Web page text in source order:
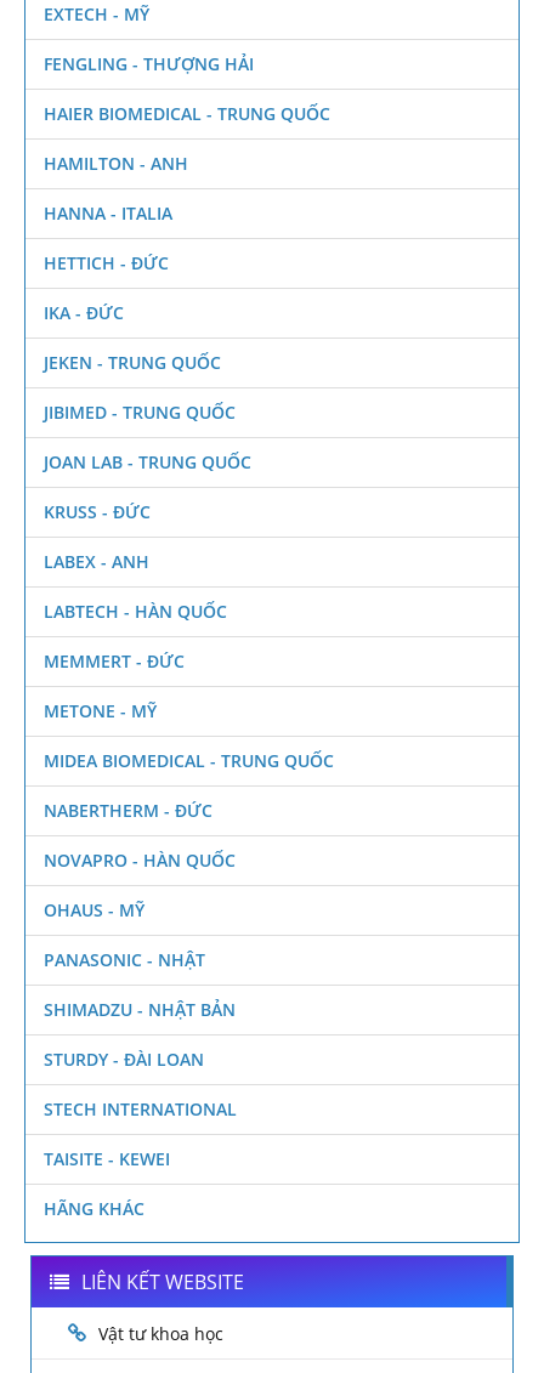
EXTECH - MỸ
FENGLING - THƯỢNG HẢI
HAIER BIOMEDICAL - TRUNG QUỐC
HAMILTON - ANH
HANNA - ITALIA
HETTICH - ĐỨC
IKA - ĐỨC
JEKEN - TRUNG QUỐC
JIBIMED - TRUNG QUỐC
JOAN LAB - TRUNG QUỐC
KRUSS - ĐỨC
LABEX - ANH
LABTECH - HÀN QUỐC
MEMMERT - ĐỨC
METONE - MỸ
MIDEA BIOMEDICAL - TRUNG QUỐC
NABERTHERM - ĐỨC
NOVAPRO - HÀN QUỐC
OHAUS - MỸ
PANASONIC - NHẬT
SHIMADZU - NHẬT BẢN
STURDY - ĐÀI LOAN
STECH INTERNATIONAL
TAISITE - KEWEI
HÃNG KHÁC
LIÊN KẾT WEBSITE
Vật tư khoa học